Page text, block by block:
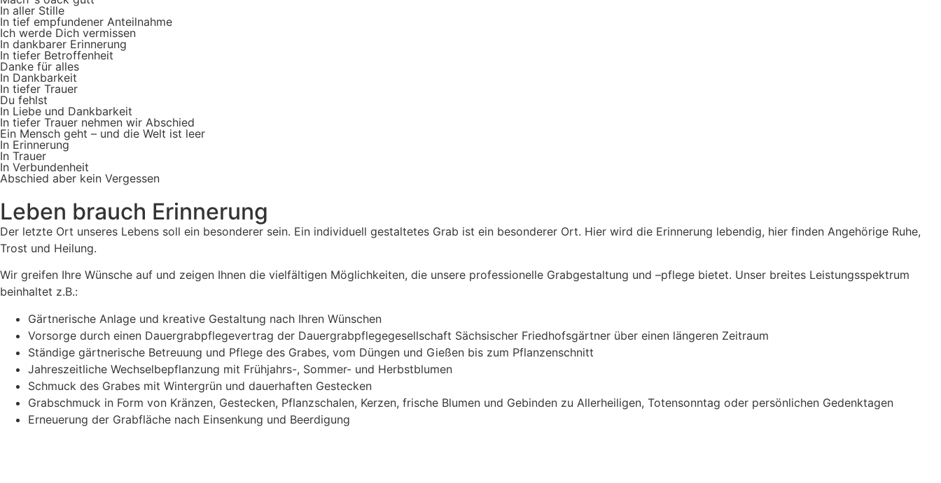
In aller Stille
In tief empfundener Anteilnahme
Ich werde Dich vermissen
In dankbarer Erinnerung
In tiefer Betroffenheit
Danke für alles
In Dankbarkeit
In tiefer Trauer
Du fehlst
In Liebe und Dankbarkeit
In tiefer Trauer nehmen wir Abschied
Ein Mensch geht – und die Welt ist leer
In Erinnerung
In Trauer
In Verbundenheit
Abschied aber kein Vergessen
Leben brauch Erinnerung
Der letzte Ort unseres Lebens soll ein besonderer sein. Ein individuell gestaltetes Grab ist ein besonderer Ort. Hier wird die Erinnerung lebendig, hier finden Angehörige Ruhe,
Trost und Heilung.
Wir greifen Ihre Wünsche auf und zeigen Ihnen die vielfältigen Möglichkeiten, die unsere professionelle Grabgestaltung und –pflege bietet. Unser breites Leistungsspektrum
beinhaltet z.B.:
Gärtnerische Anlage und kreative Gestaltung nach Ihren Wünschen
Vorsorge durch einen Dauergrabpflegevertrag der Dauergrabpflegegesellschaft Sächsischer Friedhofsgärtner über einen längeren Zeitraum
Ständige gärtnerische Betreuung und Pflege des Grabes, vom Düngen und Gießen bis zum Pflanzenschnitt
Jahreszeitliche Wechselbepflanzung mit Frühjahrs-, Sommer- und Herbstblumen
Schmuck des Grabes mit Wintergrün und dauerhaften Gestecken
Grabschmuck in Form von Kränzen, Gestecken, Pflanzschalen, Kerzen, frische Blumen und Gebinden zu Allerheiligen, Totensonntag oder persönlichen Gedenktagen
Erneuerung der Grabfläche nach Einsenkung und Beerdigung